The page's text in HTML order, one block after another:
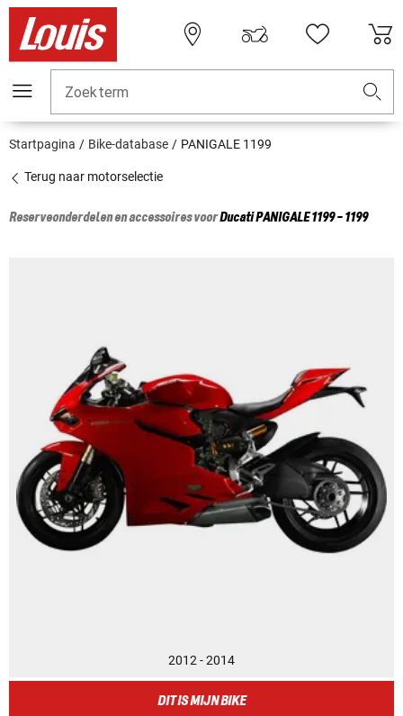
Zoekterm
Startpagina Bike-database PANIGALE 1199
Terug naar motorselectie
Reserveonderdelen en accessoires voorDucatiPANIGALE 1199 - 1199
2012 - 2014
DIT IS MIJN BIKE